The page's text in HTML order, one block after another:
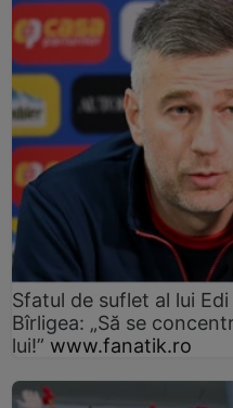
Sfatul de suflet al lui
Bîrligea: „Să se
lui!” www.fanatik.ro